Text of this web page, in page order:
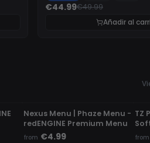
€44.99€49.99
Añadir al
Nexus Menu | Phaze Menu -
redENGINE Premium Menu
from €4.99
TZ
from